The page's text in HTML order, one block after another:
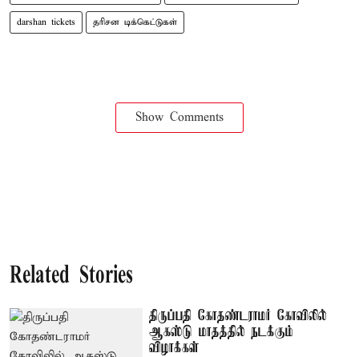
darshan tickets தரிசன டிக்கெட்டுகள்
Show Comments
Related Stories
திருப்பதி கோதண்டராமர் கோவிலில்
ஆகஸ்டு மாதத்தில் நடக்கும்
விழாக்கள்